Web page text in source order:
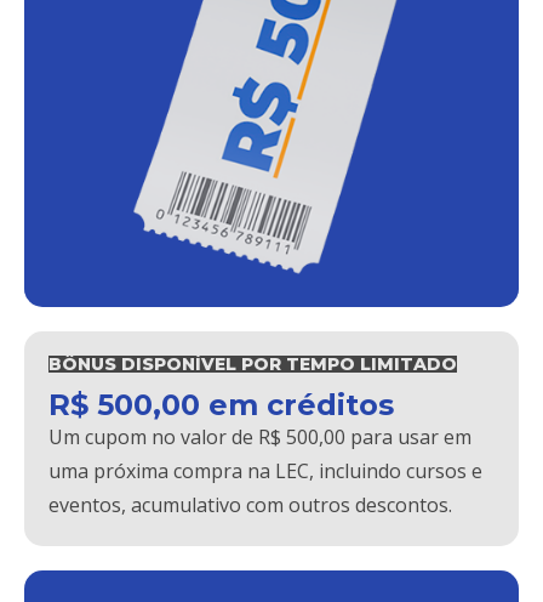
BÔNUS DISPONÍVEL POR TEMPO LIMITADO
R$ 500,00 em créditos
Um cupom no valor de R$ 500,00 para usar em
uma próxima compra na LEC, incluindo cursos e
eventos, acumulativo com outros descontos.